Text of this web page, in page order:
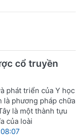
cổ truyền
phát triển của Y học
là phương pháp chữa
là một thành tựu
của loài